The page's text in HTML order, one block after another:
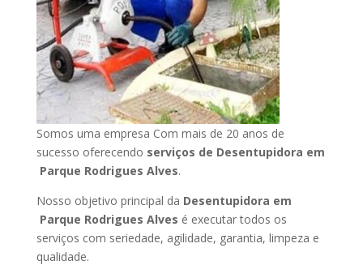
Somos uma empresa Com mais de 20 anos de
sucesso oferecendo serviços de Desentupidora em
Parque Rodrigues Alves.
Nosso objetivo principal da Desentupidora em
Parque Rodrigues Alves é executar todos os
serviços com seriedade, agilidade, garantia, limpeza e
qualidade.